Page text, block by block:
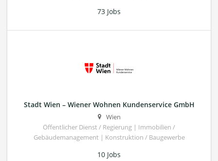
73 Jobs
Stadt Wien – Wiener Wohnen Kundenservice GmbH
Wien
Öffentlicher Dienst / Regierung | Immobilien /
Gebäudemanagement | Konstruktion / Baugewerbe
10 Jobs